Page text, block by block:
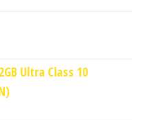
Ultra Class 10